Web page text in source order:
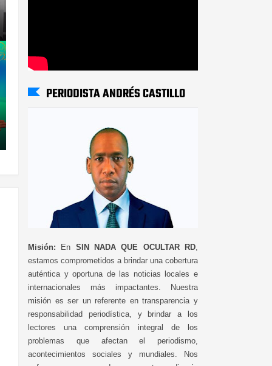
PERIODISTA ANDRÉS CASTILLO
Misión: En SIN NADA QUE OCULTAR RD
estamos comprometidos a brindar una cobertura
auténtica y oportuna de las noticias locales e
internacionales más impactantes. Nuestra
misión es ser un referente en transparencia y
responsabilidad periodística, y brindar a los
lectores una comprensión integral de los
problemas que afectan el periodismo,
acontecimientos sociales y mundiales. Nos